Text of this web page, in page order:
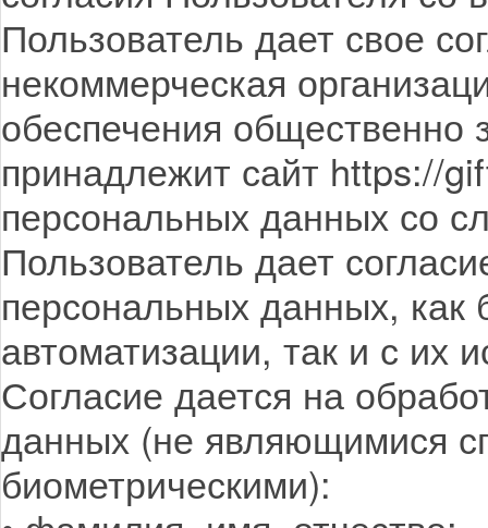
Пользователь дает свое
некоммерческая
обеспечения общественно
принадлежит сайт https://
персональных данных со
Пользователь дает
персональных данных, как
автоматизации, так и с их
Согласие дается на
данных (не являющимися
биометрическими):